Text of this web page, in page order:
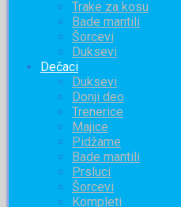
Trake za kosu
Bade mantili
Šorcevi
Duksevi
Dečaci
Duksevi
Donji deo
Trenerice
Majice
Pidžame
Bade mantili
Prsluci
Šorcevi
Kompleti